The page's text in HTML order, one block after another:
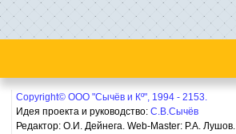
Copyright© ООО "Сычёв и Кº", 1994 - 2153.
Идея проекта и руководство: С.В.Сычёв
Редактор: О.И. Дейнега. Web-Master: Р.А. Лушов.